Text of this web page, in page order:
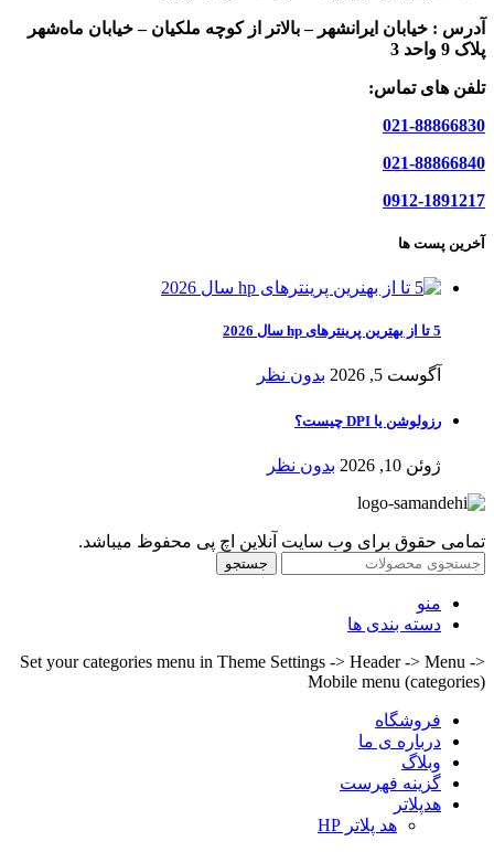
آدرس : خیابان ایرانشهر – بالاتر از کوچه ملکیان – خیابان ماه‌شهر
پلاک 9 واحد 3
تلفن های تماس:
021-88866830
021-88866840
0912-1891217
آخرین پست ها
5 تا از بهترین پرینترهای hp سال 2026
آگوست 5, 2026 بدون نظر
رزولوشن یا DPI چیست؟
ژوئن 10, 2026 بدون نظر
تمامی حقوق برای وب سایت آنلاین اچ پی محفوظ میباشد.
جستجو
منو
دسته بندی ها
Set your categories menu in Theme Settings -> Header -> Menu ->
Mobile menu (categories)
فروشگاه
درباره ی ما
وبلاگ
گزینه فهرست
هدپلاتر
هد پلاتر HP